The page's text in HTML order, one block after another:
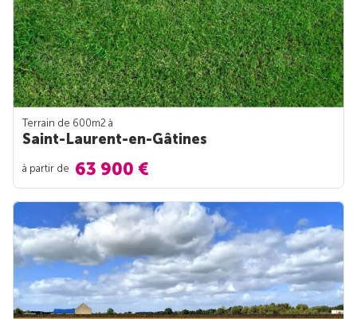
Terrain de 600m2 à
Saint-Laurent-en-Gâtines
à partir de 63 900 €